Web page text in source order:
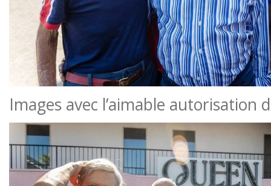
Images avec l’aimable autorisation